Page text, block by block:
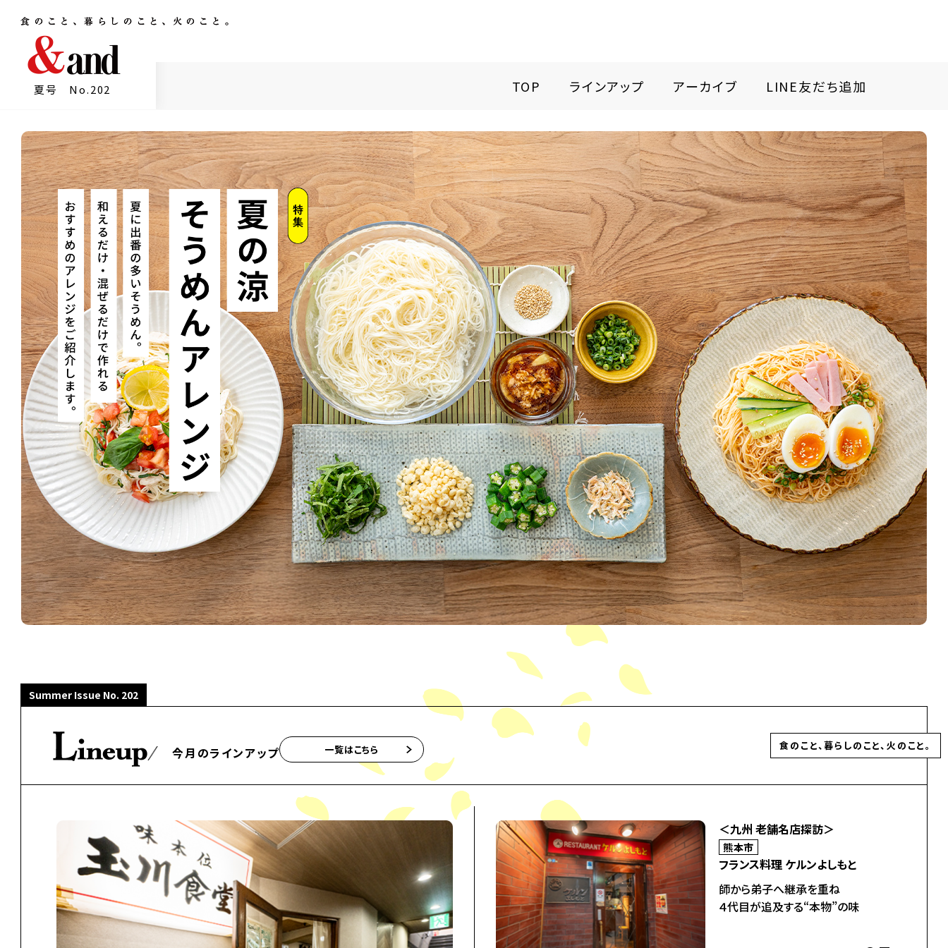
夏号 No.202 TOP ラインアップ アーカイブ LINE友だち追加
Summer Issue No. 202
今月のラインアップ 一覧はこちら 食のこと、暮らしのこと、火のこと。
＜九州 老舗名店探訪＞
熊本市
フランス料理 ケルンよしもと
師から弟子へ継承を重ね
４代目が追及する“本物”の味